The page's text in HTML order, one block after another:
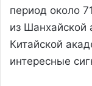
период около
из Шанхайской
Китайской
интересные